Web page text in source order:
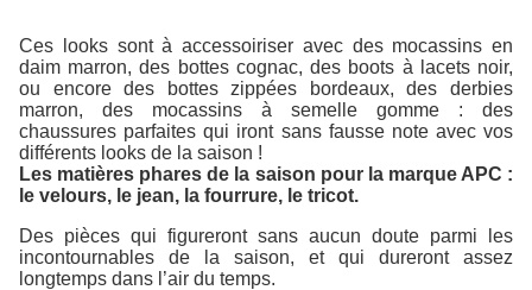
Ces looks sont à accessoiriser avec des mocassins en
daim marron, des bottes cognac, des boots à lacets noir,
ou encore des bottes zippées bordeaux, des derbies
marron, des mocassins à semelle gomme : des
chaussures parfaites qui iront sans fausse note avec vos
différents looks de la saison !
Les matières phares de la saison pour la marque APC :
le velours, le jean, la fourrure, le tricot.
Des pièces qui figureront sans aucun doute parmi les
incontournables de la saison, et qui dureront assez
longtemps dans l’air du temps.